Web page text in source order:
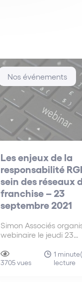
Nos événements
Les enjeux de la
responsabilité
sein des réseaux
franchise – 23
septembre 2021
Simon Associés
webinaire le jeudi 23
11h00 sur le thème :
enjeux de la
3705 vues
1
lecture